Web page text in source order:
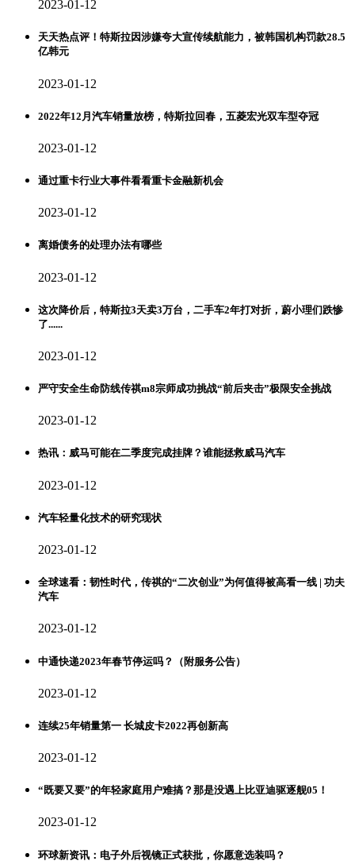
2023-01-12
天天热点评！特斯拉因涉嫌夸大宣传续航能力，被韩国机构罚款28.5
亿韩元
2023-01-12
2022年12月汽车销量放榜，特斯拉回春，五菱宏光双车型夺冠
2023-01-12
通过重卡行业大事件看看重卡金融新机会
2023-01-12
离婚债务的处理办法有哪些
2023-01-12
这次降价后，特斯拉3天卖3万台，二手车2年打对折，蔚小理们跌惨
了......
2023-01-12
严守安全生命防线传祺m8宗师成功挑战“前后夹击”极限安全挑战
2023-01-12
热讯：威马可能在二季度完成挂牌？谁能拯救威马汽车
2023-01-12
汽车轻量化技术的研究现状
2023-01-12
全球速看：韧性时代，传祺的“二次创业”为何值得被高看一线 | 功夫
汽车
2023-01-12
中通快递2023年春节停运吗？（附服务公告）
2023-01-12
连续25年销量第一 长城皮卡2022再创新高
2023-01-12
“既要又要”的年轻家庭用户难搞？那是没遇上比亚迪驱逐舰05！
2023-01-12
环球新资讯：电子外后视镜正式获批，你愿意选装吗？